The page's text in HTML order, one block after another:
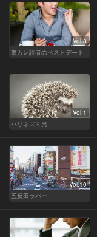
Vol.3
東カレ読者のベストデート
Vol.1
ハリネズミ男
Vol.10
五反田ラバー